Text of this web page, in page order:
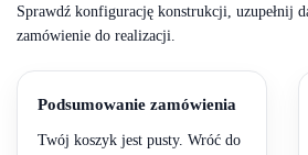
Sprawdź konfigurację konstrukcji, uzupełnij
zamówienie do realizacji.
Podsumowanie zamówienia
Twój koszyk jest pusty. Wróć do